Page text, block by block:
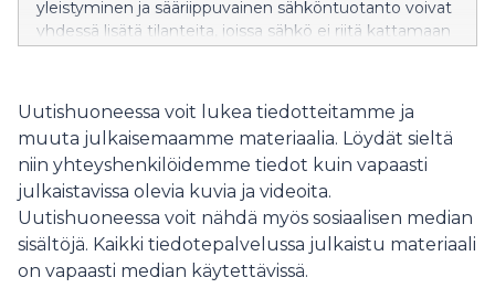
yleistyminen ja sääriippuvainen sähköntuotanto voivat
yhdessä lisätä tilanteita, joissa sähkö ei riitä kattamaan
talvella.
Uutishuoneessa voit lukea tiedotteitamme ja
muuta julkaisemaamme materiaalia. Löydät sieltä
niin yhteyshenkilöidemme tiedot kuin vapaasti
julkaistavissa olevia kuvia ja videoita.
Uutishuoneessa voit nähdä myös sosiaalisen median
sisältöjä. Kaikki tiedotepalvelussa julkaistu materiaali
on vapaasti median käytettävissä.